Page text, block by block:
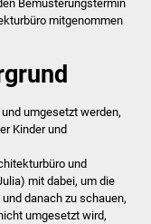
Bemusterungstermin
mitgenommen
umgesetzt werden,
Kinder und
und
mit dabei, um die
danach zu schauen,
umgesetzt wird,